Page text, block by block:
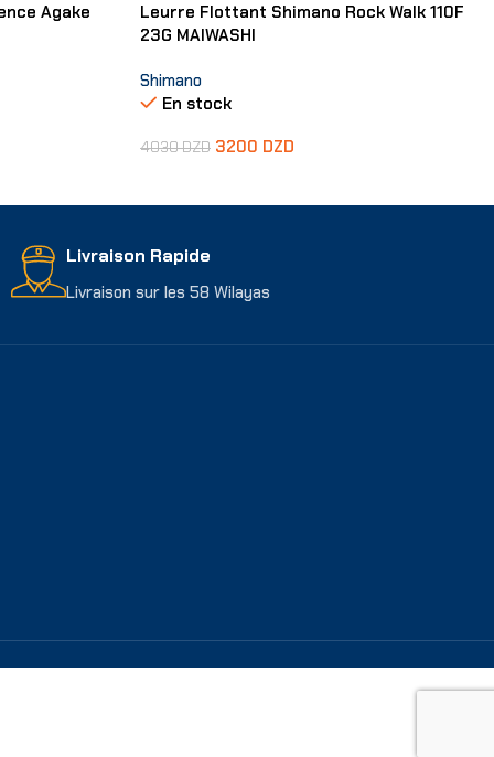
Agake
Leurre Flottant Shimano Rock Walk 110F
23G MAIWASHI
Shimano
En stock
4030DZD 3200 DZD
Livraison Rapide
Livraison sur les 58 Wilayas